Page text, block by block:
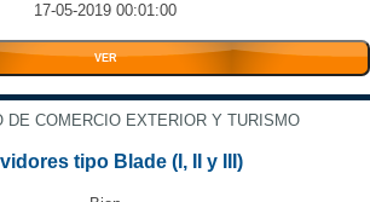
17-05-2019 00:01:00
VER
DE COMERCIO EXTERIOR Y TURISMO
tipo Blade (I, II y III)